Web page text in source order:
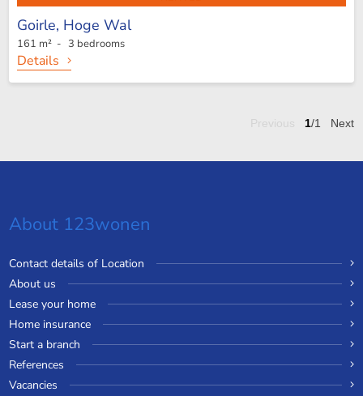
Goirle, Hoge Wal
161 m² - 3 bedrooms
Details
1/1 Next
About 123wonen
Contact details of Location
About us
Lease your home
Home insurance
Start a branch
References
Vacancies